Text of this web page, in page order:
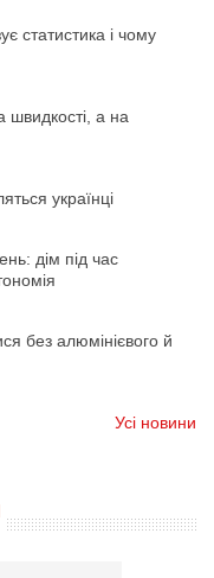
статистика і чому
швидкості, а на
українці
дім під час
без алюмінієвого й
Усі новини